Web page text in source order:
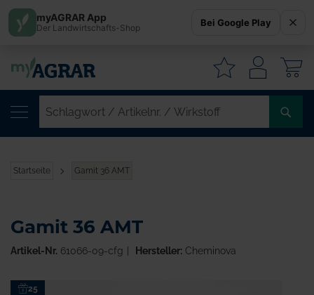
Startseite Gamit 36 AMT
Zum25
Gamit 36 AMT
Artikel-Nr. 61066-09-cfg Hersteller:Cheminova
myAGRAR App
Der Landwirtschafts-Shop Bei Google Play